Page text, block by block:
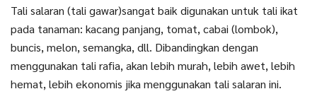
Tali salaran (tali gawar)sangat baik digunakan untuk tali ikat
pada tanaman: kacang panjang, tomat, cabai (lombok),
buncis, melon, semangka, dll. Dibandingkan dengan
menggunakan tali rafia, akan lebih murah, lebih awet, lebih
hemat, lebih ekonomis jika menggunakan tali salaran ini.